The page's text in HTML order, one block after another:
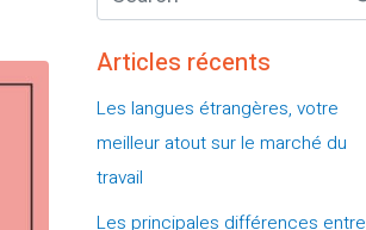
Articles récents
Les langues étrangères, votre
meilleur atout sur le marché du
travail
Les principales différences entre